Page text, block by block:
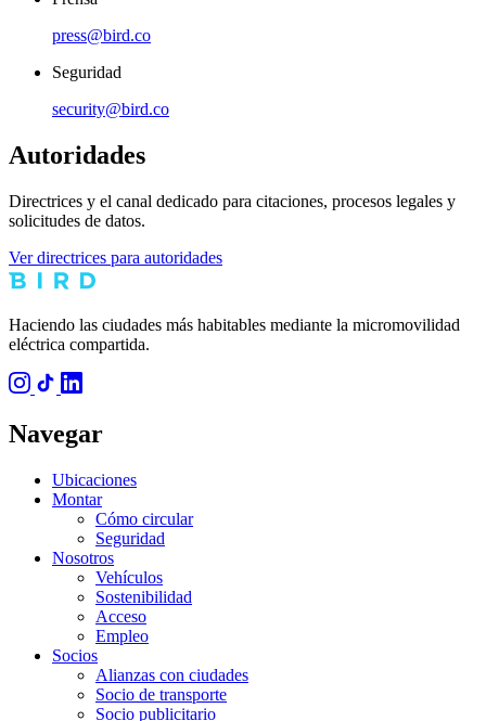
press@bird.co
Seguridad
security@bird.co
Autoridades
Directrices y el canal dedicado para citaciones, procesos legales y
solicitudes de datos.
Ver directrices para autoridades
Haciendo las ciudades más habitables mediante la micromovilidad
eléctrica compartida.
Navegar
Ubicaciones
Montar
Cómo circular
Seguridad
Nosotros
Vehículos
Sostenibilidad
Acceso
Empleo
Socios
Alianzas con ciudades
Socio de transporte
Socio publicitario